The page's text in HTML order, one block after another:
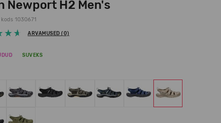
Newport H2 Men's
1030671
ARVAMUSED (0)
SUVEKS